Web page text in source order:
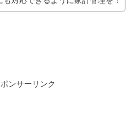
ンサーリンク